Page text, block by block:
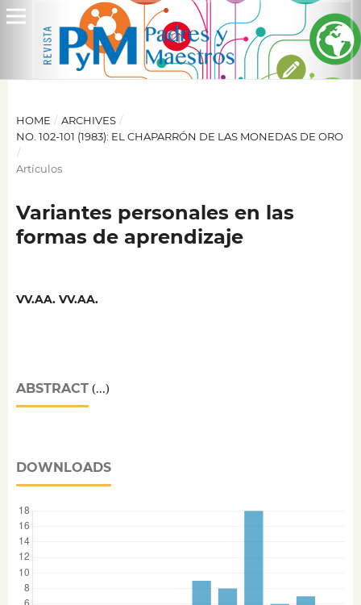
HOME / ARCHIVES /
NO. 102-101 (1983): EL CHAPARRÓN DE LAS MONEDAS DE ORO
/
Artículos
Variantes personales en las
formas de aprendizaje
VV.AA. VV.AA.
ABSTRACT(...)
DOWNLOADS